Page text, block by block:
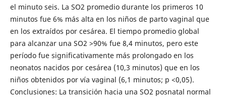
el minuto seis. La SO2 promedio durante los primeros 10
minutos fue 6% más alta en los niños de parto vaginal que
en los extraídos por cesárea. El tiempo promedio global
para alcanzar una SO2 >90% fue 8,4 minutos, pero este
período fue significativamente más prolongado en los
neonatos nacidos por cesárea (10,3 minutos) que en los
niños obtenidos por vía vaginal (6,1 minutos; p <0,05).
Conclusiones: La transición hacia una SO2 posnatal normal